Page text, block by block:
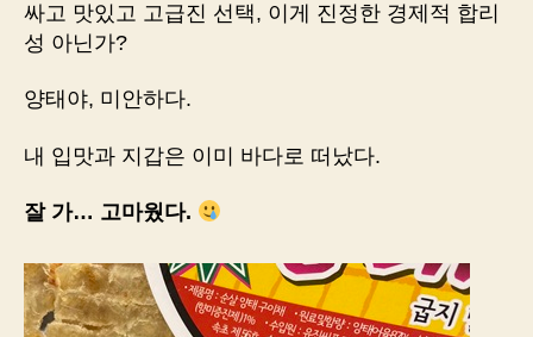
싸고 맛있고 고급진 선택, 이게 진정한 경제적 합리
성 아닌가?
양태야, 미안하다.
내 입맛과 지갑은 이미 바다로 떠났다.
잘 가… 고마웠다.